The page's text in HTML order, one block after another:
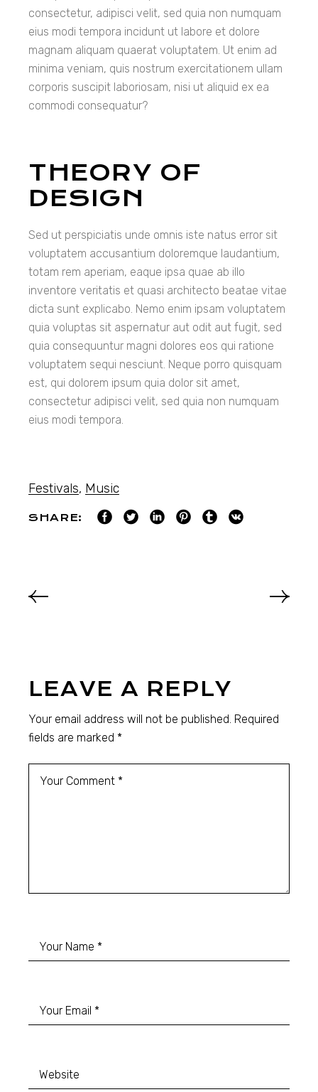
consectetur, adipisci velit, sed quia non numquam
eius modi tempora incidunt ut labore et dolore
magnam aliquam quaerat voluptatem. Ut enim ad
minima veniam, quis nostrum exercitationem ullam
corporis suscipit laboriosam, nisi ut aliquid ex ea
commodi consequatur?
THEORY OF
DESIGN
Sed ut perspiciatis unde omnis iste natus error sit
voluptatem accusantium doloremque laudantium,
totam rem aperiam, eaque ipsa quae ab illo
inventore veritatis et quasi architecto beatae vitae
dicta sunt explicabo. Nemo enim ipsam voluptatem
quia voluptas sit aspernatur aut odit aut fugit, sed
quia consequuntur magni dolores eos qui ratione
voluptatem sequi nesciunt. Neque porro quisquam
est, qui dolorem ipsum quia dolor sit amet,
consectetur adipisci velit, sed quia non numquam
eius modi tempora.
Festivals, Music
SHARE:
LEAVE A REPLY
Your email address will not be published. Required
fields are marked *